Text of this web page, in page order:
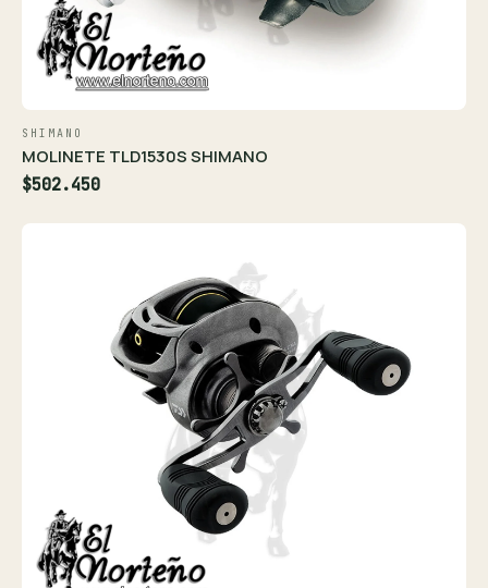
SHIMANO
MOLINETE TLD1530S SHIMANO
$502.450